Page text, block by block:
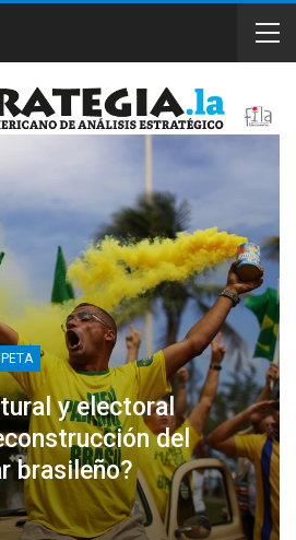
y electoral
del
brasileño?